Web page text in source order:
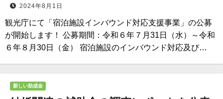
2024年8月1日
観光庁にて「宿泊施設インバウンド対応支援事業」の公募
が開始します！ 公募期間：令和６年７月31日（水）～令和
６年８月30日（金） 宿泊施設のインバウンド対応及び…
新しい助成金